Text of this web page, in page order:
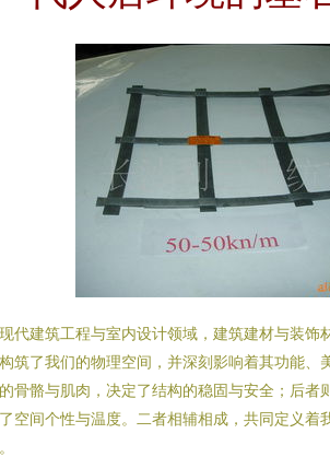
代建筑工程与室内设计领域，建筑建材与装饰
筑了我们的物理空间，并深刻影响着其功能、
骨骼与肌肉，决定了结构的稳固与安全；后者
空间个性与温度。二者相辅相成，共同定义着